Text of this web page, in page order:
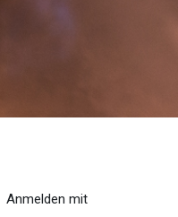
ktn.at'
Anmelden mit